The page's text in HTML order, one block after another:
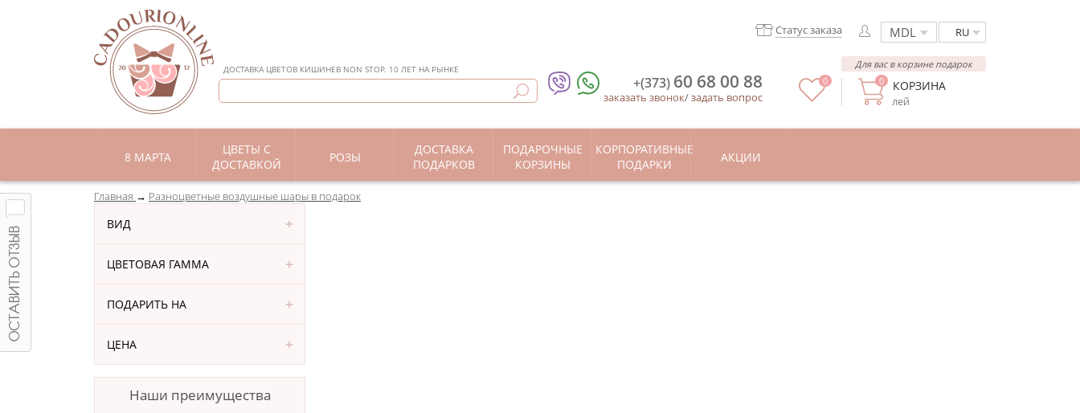
ДОСТАВКА ЦВЕТОВ КИШИНЕВ NON STOP. 10 ЛЕТ НА РЫНКЕ
RU
Статус заказа
КОРЗИНА
лей
0
Для вас в корзине подарок
0
+(373) 60 68 00 88
заказать звонок/задать вопрос
8 МАРТА
ЦВЕТЫ С
ДОСТАВКОЙ
РОЗЫ
ДОСТАВКА
ПОДАРКОВ
ПОДАРОЧНЫЕ
КОРЗИНЫ
КОРПОРАТИВНЫЕ
ПОДАРКИ
АКЦИИ
Главная Разноцветные воздушные шары в подарок
ВИД
ЦВЕТОВАЯ ГАММА
ПОДАРИТЬ НА
ЦЕНА
Наши преимущества